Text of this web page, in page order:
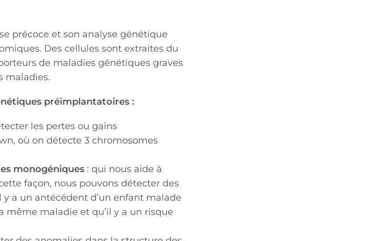
précoce et son analyse génétique
Des cellules sont extraites du
de maladies génétiques graves
maladies.
préimplantatoires :
les pertes ou gains
où on détecte 3 chromosomes
monogéniques : qui nous aide à
façon, nous pouvons détecter des
a un antécédent d’un enfant malade
même maladie et qu’il y a un risque